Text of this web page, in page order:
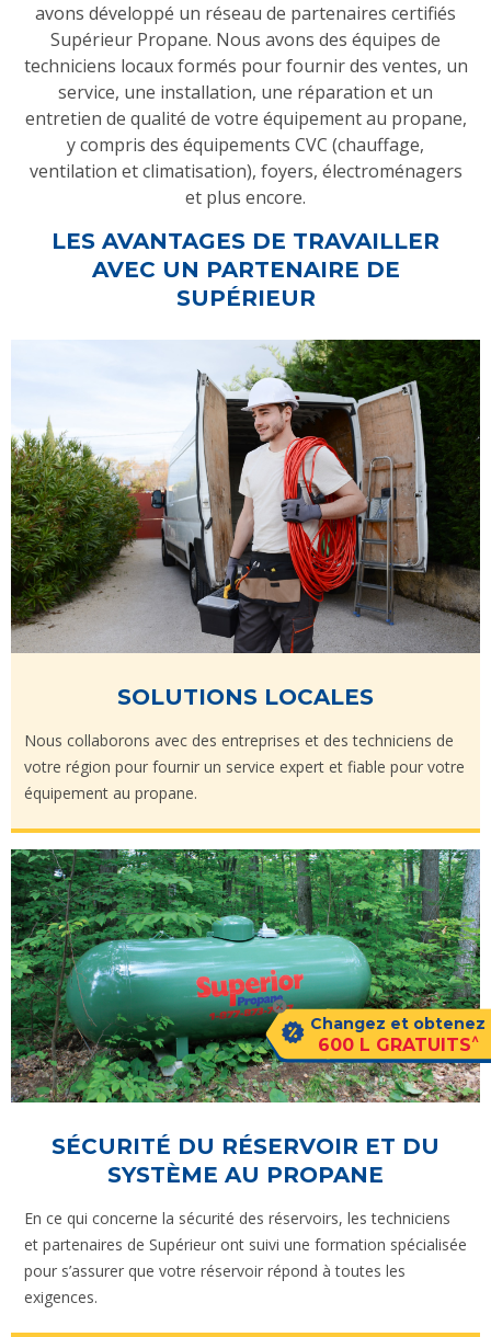
avons développé un réseau de partenaires certifiés
Supérieur Propane. Nous avons des équipes de
techniciens locaux formés pour fournir des ventes, un
service, une installation, une réparation et un
entretien de qualité de votre équipement au propane,
y compris des équipements CVC (chauffage,
ventilation et climatisation), foyers, électroménagers
et plus encore.
LES AVANTAGES DE TRAVAILLER
AVEC UN PARTENAIRE DE
SUPÉRIEUR
SOLUTIONS LOCALES
Nous collaborons avec des entreprises et des techniciens de
votre région pour fournir un service expert et fiable pour votre
équipement au propane.
SÉCURITÉ DU RÉSERVOIR ET DU
SYSTÈME AU PROPANE
En ce qui concerne la sécurité des réservoirs, les techniciens
et partenaires de Supérieur ont suivi une formation spécialisée
pour s’assurer que votre réservoir répond à toutes les
exigences.
Changez et obtenez
600 L GRATUITS^